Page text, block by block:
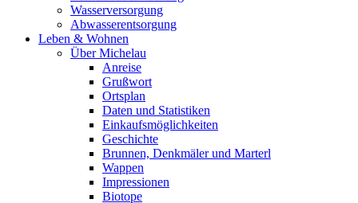
Wasserversorgung
Abwasserentsorgung
Leben & Wohnen
Über Michelau
Anreise
Grußwort
Ortsplan
Daten und Statistiken
Einkaufsmöglichkeiten
Geschichte
Brunnen, Denkmäler und Marterl
Wappen
Impressionen
Biotope